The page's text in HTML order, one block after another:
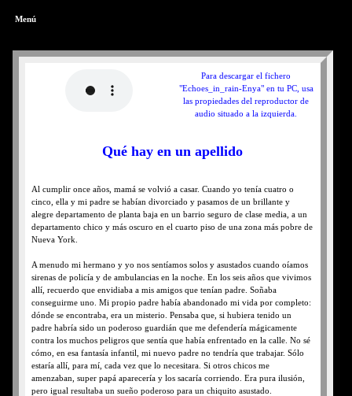
Menú
Para descargar el fichero
"Echoes_in_rain-Enya" en tu PC, usa
las propiedades del reproductor de
audio situado a la izquierda.
Qué hay en un apellido
Al cumplir once años, mamá se volvió a casar. Cuando yo tenía cuatro o
cinco, ella y mi padre se habían divorciado y pasamos de un brillante y
alegre departamento de planta baja en un barrio seguro de clase media, a un
departamento chico y más oscuro en el cuarto piso de una zona más pobre de
Nueva York.
A menudo mi hermano y yo nos sentíamos solos y asustados cuando oíamos
sirenas de policía y de ambulancias en la noche. En los seis años que vivimos
allí, recuerdo que envidiaba a mis amigos que tenían padre. Soñaba
conseguirme uno. Mi propio padre había abandonado mi vida por completo:
dónde se encontraba, era un misterio. Pensaba que, si hubiera tenido un
padre habría sido un poderoso guardián que me defendería mágicamente
contra los muchos peligros que sentía que había enfrentado en la calle. No sé
cómo, en esa fantasía infantil, mi nuevo padre no tendría que trabajar. Sólo
estaría allí, para mí, cada vez que lo necesitara. Si otros chicos me
amenzaban, super papá aparecería y los sacaría corriendo. Era pura ilusión,
pero igual resultaba un sueño poderoso para un chiquito asustado.